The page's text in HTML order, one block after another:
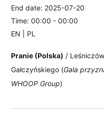
End date: 2025-07-20
Time:00:00 - 00:00
EN | PL
Pranie (Polska) /
Gałczyńskiego (Gala
WHOOP Group)